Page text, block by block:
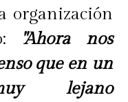
organización
"Ahora nos
que en un
lejano